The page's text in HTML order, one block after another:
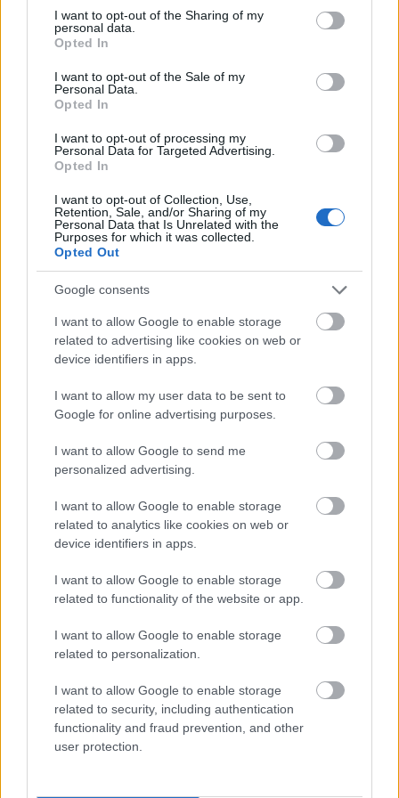
not limited to your visit or usage behaviour. You may click to
grant or deny consent to Google and its third-party tags to
use your data for below specified purposes in below Google
consent section.
I want to opt-out of the Sharing of my
personal data.
Opted In
I want to opt-out of the Sale of my
Personal Data.
Opted In
I want to opt-out of processing my
Personal Data for Targeted Advertising.
Opted In
I want to opt-out of Collection, Use,
Retention, Sale, and/or Sharing of my
Personal Data that Is Unrelated with the
Purposes for which it was collected.
Opted Out
Google consents
I want to allow Google to enable storage
related to advertising like cookies on web or
device identifiers in apps.
I want to allow my user data to be sent to
Google for online advertising purposes.
I want to allow Google to send me
personalized advertising.
I want to allow Google to enable storage
related to analytics like cookies on web or
device identifiers in apps.
I want to allow Google to enable storage
related to functionality of the website or app.
I want to allow Google to enable storage
related to personalization.
I want to allow Google to enable storage
related to security, including authentication
functionality and fraud prevention, and other
user protection.
Καιρός ΕΜΥ
Κοινωνία
10 Αυγ 2026 17:50
Voucher παιδικών σταθμών ΕΣΠΑ:
Ανακοινώθηκαν τα προσωρινά
αποτελέσματα
Δημόσιο: Τι αλλάζει στις εγκυκλίους